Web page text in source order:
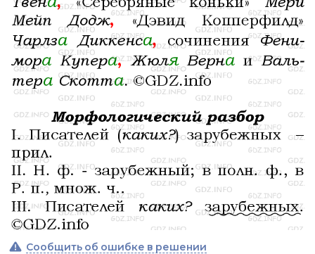
Сообщить об ошибке в решении